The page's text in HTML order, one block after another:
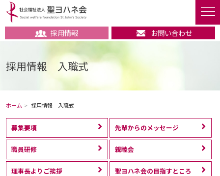
採用情報 お問い合わせ
採用情報 入職式
ホーム 採用情報 入職式
募集要項 先輩からのメッセージ
職員研修 親睦会
理事長よりご挨拶 聖ヨハネ会の目指すところ